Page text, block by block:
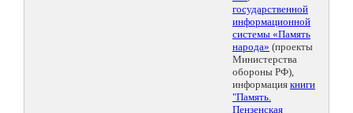
государственной
информационной
системы «Память
народа» (проекты
Министерства
обороны РФ),
информация книги
"Память.
Пензенская